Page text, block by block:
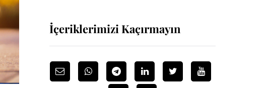
İçeriklerimizi Kaçırmayın